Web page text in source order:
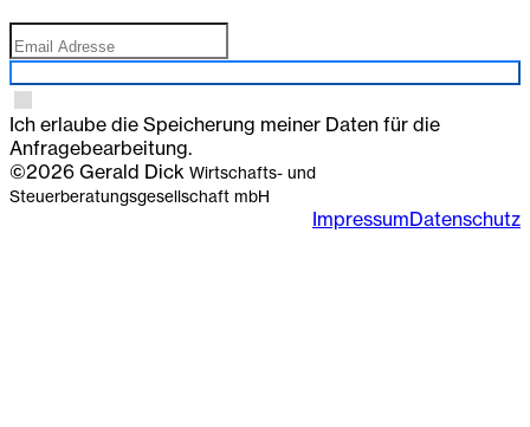
Ich erlaube die Speicherung meiner Daten für die
Anfragebearbeitung.
©2026 Gerald Dick Wirtschafts- und
Steuerberatungsgesellschaft mbH
ImpressumDatenschutz